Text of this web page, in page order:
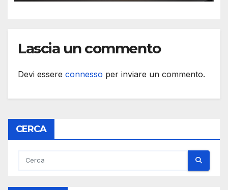
Lascia un commento
Devi essere connesso per inviare un commento.
CERCA